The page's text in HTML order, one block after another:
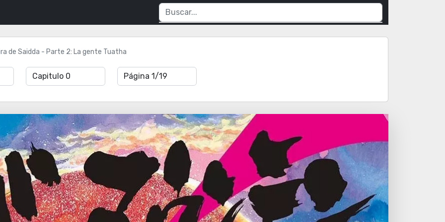
de Saidda - Parte 2: La gente Tuatha